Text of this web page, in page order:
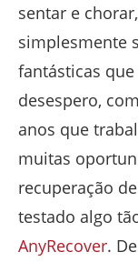
sentar e
simplesmente
fantásticas
desespero,
anos que
muitas
recuperação
testado algo
AnyRecover.